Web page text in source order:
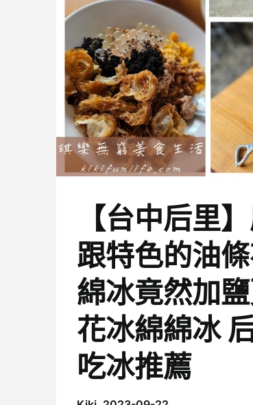
【台中后里
跟特色的油
綿冰竟然加
花冰綿綿冰
吃冰推薦